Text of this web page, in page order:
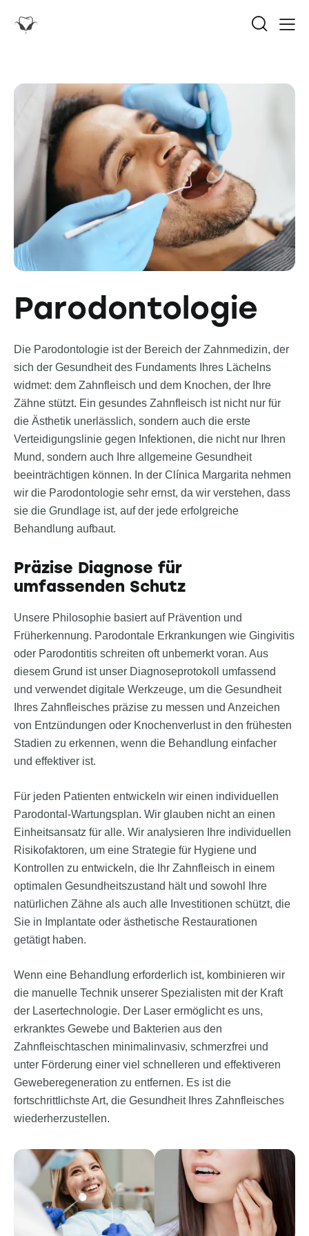
Parodontologie
Die Parodontologie ist der Bereich der Zahnmedizin, der
sich der Gesundheit des Fundaments Ihres Lächelns
widmet: dem Zahnfleisch und dem Knochen, der Ihre
Zähne stützt. Ein gesundes Zahnfleisch ist nicht nur für
die Ästhetik unerlässlich, sondern auch die erste
Verteidigungslinie gegen Infektionen, die nicht nur Ihren
Mund, sondern auch Ihre allgemeine Gesundheit
beeinträchtigen können. In der Clínica Margarita nehmen
wir die Parodontologie sehr ernst, da wir verstehen, dass
sie die Grundlage ist, auf der jede erfolgreiche
Behandlung aufbaut.
Präzise Diagnose für
umfassenden Schutz
Unsere Philosophie basiert auf Prävention und
Früherkennung. Parodontale Erkrankungen wie Gingivitis
oder Parodontitis schreiten oft unbemerkt voran. Aus
diesem Grund ist unser Diagnoseprotokoll umfassend
und verwendet digitale Werkzeuge, um die Gesundheit
Ihres Zahnfleisches präzise zu messen und Anzeichen
von Entzündungen oder Knochenverlust in den frühesten
Stadien zu erkennen, wenn die Behandlung einfacher
und effektiver ist.
Für jeden Patienten entwickeln wir einen individuellen
Parodontal-Wartungsplan. Wir glauben nicht an einen
Einheitsansatz für alle. Wir analysieren Ihre individuellen
Risikofaktoren, um eine Strategie für Hygiene und
Kontrollen zu entwickeln, die Ihr Zahnfleisch in einem
optimalen Gesundheitszustand hält und sowohl Ihre
natürlichen Zähne als auch alle Investitionen schützt, die
Sie in Implantate oder ästhetische Restaurationen
getätigt haben.
Wenn eine Behandlung erforderlich ist, kombinieren wir
die manuelle Technik unserer Spezialisten mit der Kraft
der Lasertechnologie. Der Laser ermöglicht es uns,
erkranktes Gewebe und Bakterien aus den
Zahnfleischtaschen minimalinvasiv, schmerzfrei und
unter Förderung einer viel schnelleren und effektiveren
Geweberegeneration zu entfernen. Es ist die
fortschrittlichste Art, die Gesundheit Ihres Zahnfleisches
wiederherzustellen.